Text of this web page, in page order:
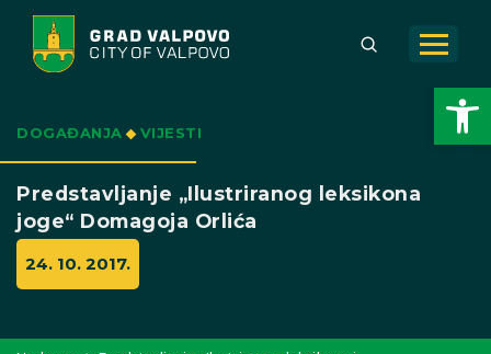
Open toolbar
DOGAĐANJA VIJESTI
Predstavljanje „Ilustriranog leksikona
joge“ Domagoja Orlića
24. 10. 2017.